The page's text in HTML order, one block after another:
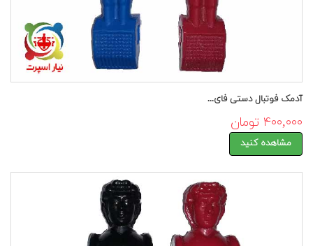
آدمک فوتبال دستی فای...
۴۰۰,۰۰۰ تومان
مشاهده کنید